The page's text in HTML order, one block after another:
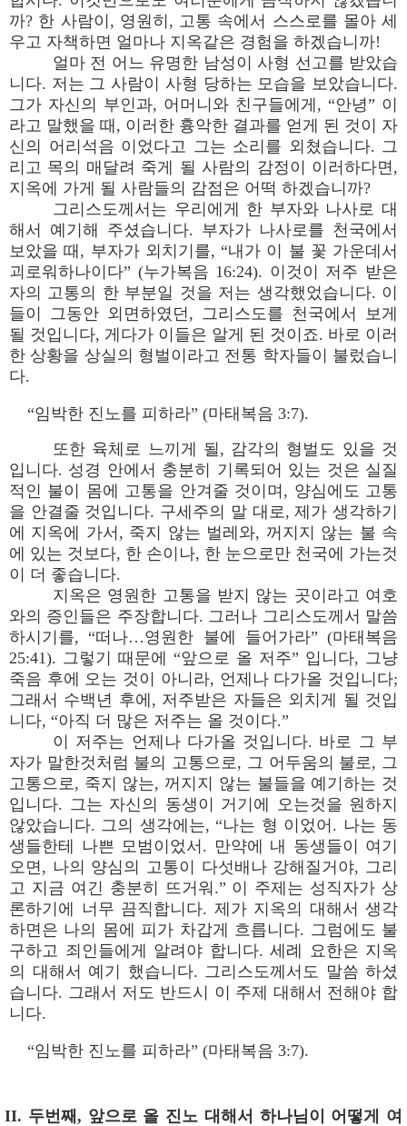
까? 한 사람이, 영원히, 고통 속에서 스스로를 몰아 세
우고 자책하면 얼마나 지옥같은 경험을 하겠습니까!
얼마 전 어느 유명한 남성이 사형 선고를 받았습
니다. 저는 그 사람이 사형 당하는 모습을 보았습니다.
그가 자신의 부인과, 어머니와 친구들에게, “안녕” 이
라고 말했을 때, 이러한 흉악한 결과를 얻게 된 것이 자
신의 어리석음 이었다고 그는 소리를 외쳤습니다. 그
리고 목의 매달려 죽게 될 사람의 감정이 이러하다면,
지옥에 가게 될 사람들의 감점은 어떡 하겠습니까?
그리스도께서는 우리에게 한 부자와 나사로 대
해서 예기해 주셨습니다. 부자가 나사로를 천국에서
보았을 때, 부자가 외치기를, “내가 이 불 꽃 가운데서
괴로워하나이다” (누가복음 16:24). 이것이 저주 받은
자의 고통의 한 부분일 것을 저는 생각했었습니다. 이
들이 그동안 외면하였던, 그리스도를 천국에서 보게
될 것입니다, 게다가 이들은 알게 된 것이죠. 바로 이러
한 상황을 상실의 형벌이라고 전통 학자들이 불렀습니
다.
“임박한 진노를 피하라” (마태복음 3:7).
또한 육체로 느끼게 될, 감각의 형벌도 있을 것
입니다. 성경 안에서 충분히 기록되어 있는 것은 실질
적인 불이 몸에 고통을 안겨줄 것이며, 양심에도 고통
을 안결줄 것입니다. 구세주의 말 대로, 제가 생각하기
에 지옥에 가서, 죽지 않는 벌레와, 꺼지지 않는 불 속
에 있는 것보다, 한 손이나, 한 눈으로만 천국에 가는것
이 더 좋습니다.
지옥은 영원한 고통을 받지 않는 곳이라고 여호
와의 증인들은 주장합니다. 그러나 그리스도께서 말씀
하시기를, “떠나…영원한 불에 들어가라” (마태복음
25:41). 그렇기 때문에 “앞으로 올 저주” 입니다, 그냥
죽음 후에 오는 것이 아니라, 언제나 다가올 것입니다;
그래서 수백년 후에, 저주받은 자들은 외치게 될 것입
니다, “아직 더 많은 저주는 올 것이다.”
이 저주는 언제나 다가올 것입니다. 바로 그 부
자가 말한것처럼 불의 고통으로, 그 어두움의 불로, 그
고통으로, 죽지 않는, 꺼지지 않는 불들을 예기하는 것
입니다. 그는 자신의 동생이 거기에 오는것을 원하지
않았습니다. 그의 생각에는, “나는 형 이었어. 나는 동
생들한테 나쁜 모범이었서. 만약에 내 동생들이 여기
오면, 나의 양심의 고통이 다섯배나 강해질거야, 그리
고 지금 여긴 충분히 뜨거워.” 이 주제는 성직자가 상
론하기에 너무 끔직합니다. 제가 지옥의 대해서 생각
하면은 나의 몸에 피가 차갑게 흐릅니다. 그럼에도 불
구하고 죄인들에게 알려야 합니다. 세례 요한은 지옥
의 대해서 예기 했습니다. 그리스도께서도 말씀 하셨
습니다. 그래서 저도 반드시 이 주제 대해서 전해야 합
니다.
“임박한 진노를 피하라” (마태복음 3:7).
II. 두번째, 앞으로 올 진노 대해서 하나님이 어떻게 여